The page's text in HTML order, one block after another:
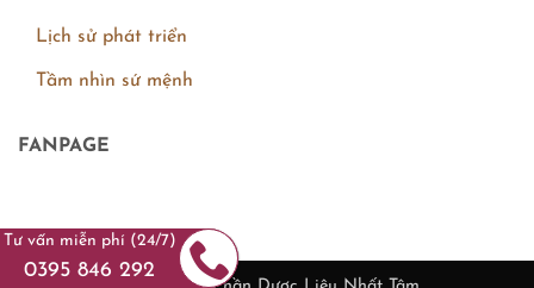
Lịch sử phát triển
Tầm nhìn sứ mệnh
FANPAGE
Tư vấn miễn phí (24/7)
0395 846 292